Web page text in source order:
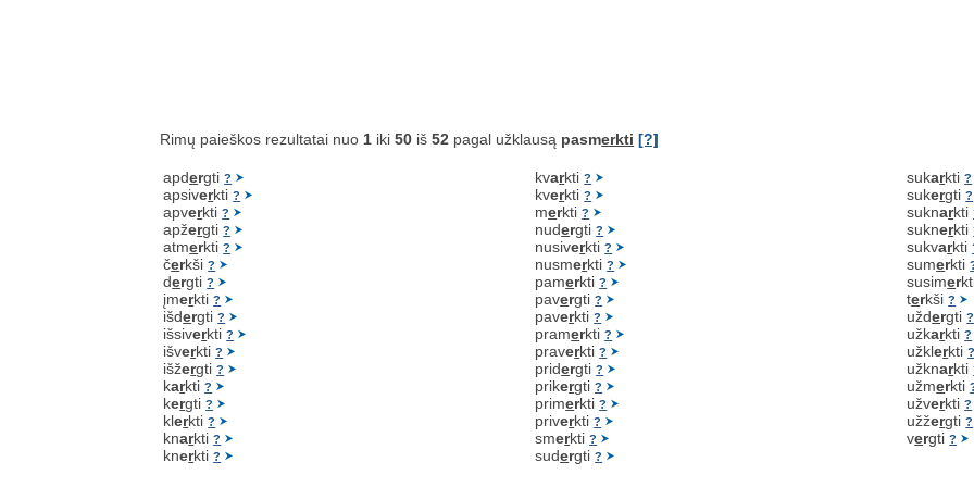
Rimų paieškos rezultatai nuo 1 iki50 iš52 pagal užklausą pasmerkti [?]
apdergti?
apsiverkti?
apverkti?
apžergti?
atmerkti?
čerkši?
dergti?
įmerkti?
išdergti?
išsiverkti?
išverkti?
išžergti?
karkti?
kergti?
klerkti?
knarkti?
knerkti?
kvarkti?
kverkti?
merkti?
nudergti?
nusiverkti?
nusmerkti?
pamerkti?
pavergti?
paverkti?
pramerkti?
praverkti?
pridergti?
prikergti?
primerkti?
priverkti?
smerkti?
sudergti?
sukarkti?
sukergti?
suknarkti
suknerkti
sukvarkti
sumerkti
susimer
terkši?
uždergti?
užkarkti?
užklerkti?
užknarkti
užmerkti
užverkti?
užžergti?
vergti?